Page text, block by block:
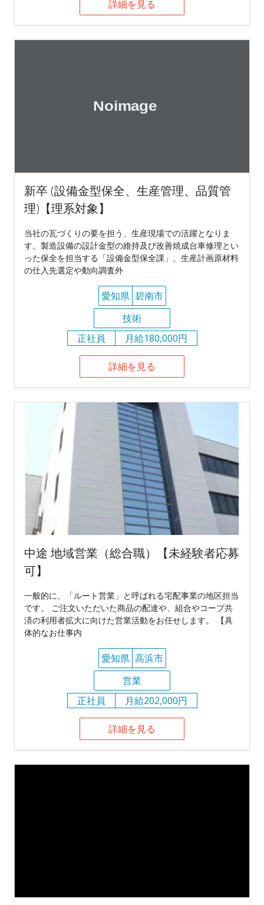
詳細を見る
新卒 (設備金型保全、生産管理、品質管
理)【理系対象】
当社の瓦づくりの要を担う、生産現場での活躍となりま
す。製造設備の設計金型の維持及び改善焼成台車修理とい
った保全を担当する「設備金型保全課」、生産計画原材料
の仕入先選定や動向調査外
愛知県 碧南市
技術
正社員
月給180,000円
詳細を見る
中途 地域営業（総合職）【未経験者応募
可】
一般的に、「ルート営業」と呼ばれる宅配事業の地区担当
です。 ご注文いただいた商品の配達や、組合やコープ共
済の利用者拡大に向けた営業活動をお任せします。 【具
体的なお仕事内
愛知県 高浜市
営業
正社員
月給202,000円
詳細を見る